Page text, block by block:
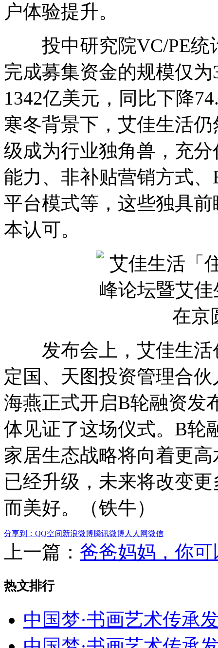
户体验提升。
投中研究院VC/PE统
完成募集资金的规模仅
1342亿美元，同比下降
寒冬背景下，艾佳生活
级成为行业独角兽，充
能力、非补贴营销方式
平台模式等，这些独具
本认可。
发布会上，艾佳生活
定国、天图投资管理合
海燕正式开启B轮融资发
体见证了这场仪式。B轮
家居生态战略将向着更
已经升级，未来将改变
而美好。（铁牛）
分享到： QQ空间新浪微博腾讯微博人人网微信
上一篇： 爸爸妈妈，你
热文排行
中国梦·书画艺术传